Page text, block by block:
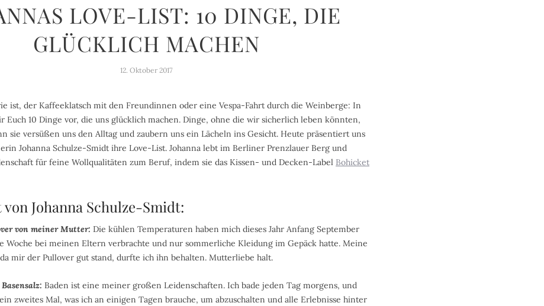
LOVE-LIST: 10 DINGE, DIE
GLÜCKLICH MACHEN
12. Oktober 2017
ist, der Kaffeeklatsch mit den Freundinnen oder eine Vespa-Fahrt durch die Weinberge: In
Euch 10 Dinge vor, die uns glücklich machen. Dinge, ohne die wir sicherlich leben könnten,
sie versüßen uns den Alltag und zaubern uns ein Lächeln ins Gesicht. Heute präsentiert uns
Johanna Schulze-Smidt ihre Love-List. Johanna lebt im Berliner Prenzlauer Berg und
für feine Wollqualitäten zum Beruf, indem sie das Kissen- und Decken-Label Bohicket
Johanna Schulze-Smidt:
von meiner Mutter: Die kühlen Temperaturen haben mich dieses Jahr Anfang September
Woche bei meinen Eltern verbrachte und nur sommerliche Kleidung im Gepäck hatte. Meine
mir der Pullover gut stand, durfte ich ihn behalten. Mutterliebe halt.
Baden ist eine meiner großen Leidenschaften. Ich bade jeden Tag morgens, und
zweites Mal, was ich an einigen Tagen brauche, um abzuschalten und alle Erlebnisse hinter